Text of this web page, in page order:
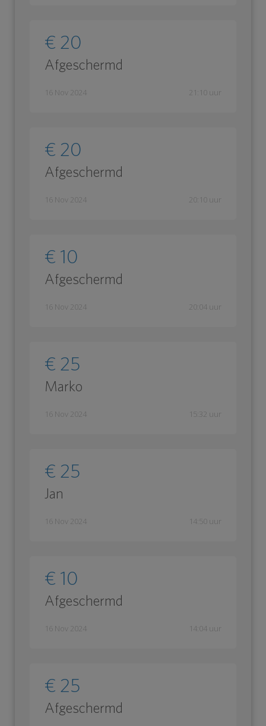
€ 20
Afgeschermd
16 Nov 2024 21:10 uur
€ 20
Afgeschermd
16 Nov 2024 20:10 uur
€ 10
Afgeschermd
16 Nov 2024 20:04 uur
€ 25
Marko
16 Nov 2024 15:32 uur
€ 25
Jan
16 Nov 2024 14:50 uur
€ 10
Afgeschermd
16 Nov 2024 14:04 uur
€ 25
Afgeschermd